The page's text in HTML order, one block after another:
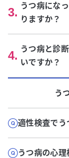
3. うつ病にな
りますか？
4. うつ病と診
いですか？
う
適性検査でう
うつ病の心